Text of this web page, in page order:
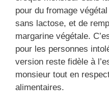
pour du fromage
sans lactose, et de
margarine végétale.
pour les personnes
version reste fidèle à
monsieur tout en
alimentaires.